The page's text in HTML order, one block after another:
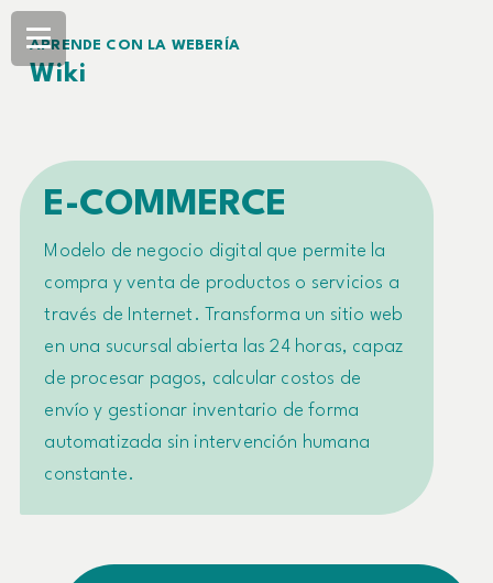
APRENDE CON LA WEBERÍA
Wiki
E-COMMERCE
Modelo de negocio digital que permite la
compra y venta de productos o servicios a
través de Internet. Transforma un sitio web
en una sucursal abierta las 24 horas, capaz
de procesar pagos, calcular costos de
envío y gestionar inventario de forma
automatizada sin intervención humana
constante.